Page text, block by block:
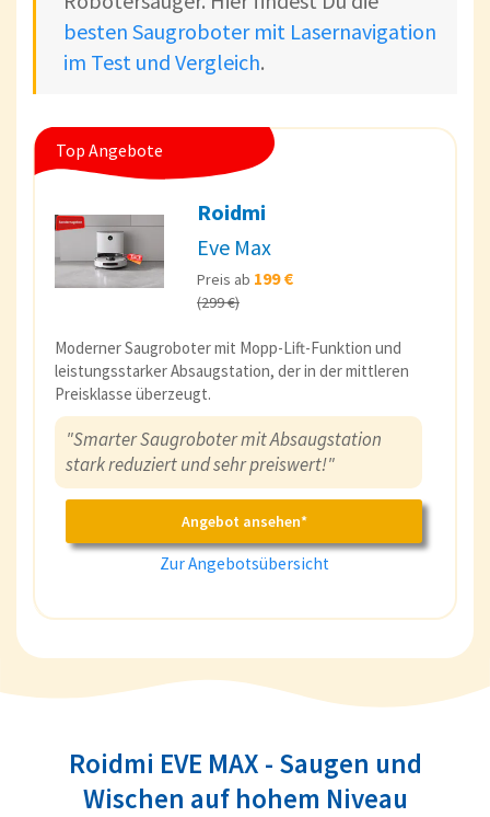
besten Saugroboter mit Lasernavigation
im Test und Vergleich.
Top Angebote
Roidmi
Eve Max
Preis ab 199 €
(299 €)
Moderner Saugroboter mit Mopp-Lift-Funktion und
leistungsstarker Absaugstation, der in der mittleren
Preisklasse überzeugt.
"Smarter Saugroboter mit Absaugstation
stark reduziert und sehr preiswert!"
Angebot ansehen*
Zur Angebotsübersicht
Roidmi EVE MAX - Saugen und
Wischen auf hohem Niveau